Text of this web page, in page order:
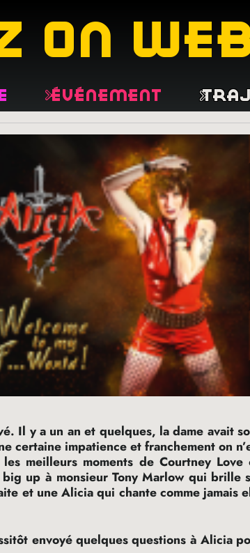
on
Événement
Il y a un an et quelques, la dame avait
certaine impatience et franchement on
meilleurs moments de Courtney Love
up à monsieur Tony Marlow qui brille
et une Alicia qui chante comme jamais
envoyé quelques questions à Alicia